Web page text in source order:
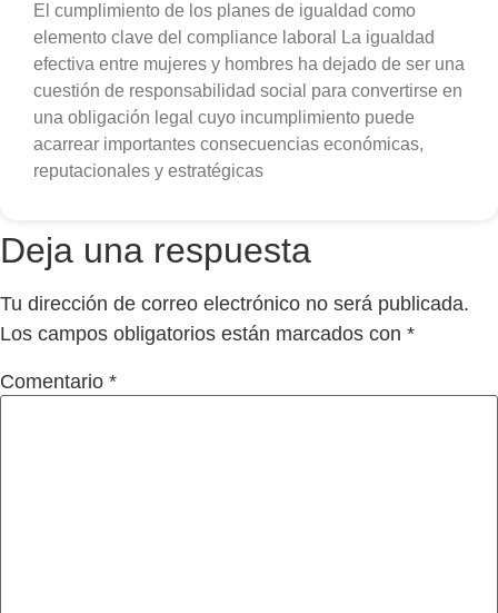
El cumplimiento de los planes de igualdad como
elemento clave del compliance laboral La igualdad
efectiva entre mujeres y hombres ha dejado de ser una
cuestión de responsabilidad social para convertirse en
una obligación legal cuyo incumplimiento puede
acarrear importantes consecuencias económicas,
reputacionales y estratégicas
Deja una respuesta
Tu dirección de correo electrónico no será publicada.
Los campos obligatorios están marcados con *
Comentario *